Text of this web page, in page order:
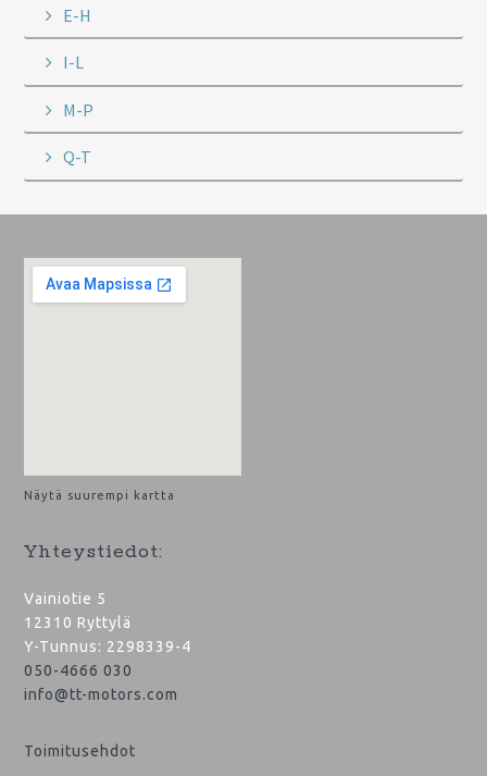
E-H
I-L
M-P
Q-T
Footer
Näytä suurempi kartta
Yhteystiedot:
Vainiotie 5
12310 Ryttylä
Y-Tunnus: 2298339-4
050-4666 030
info@tt-motors.com
Toimitusehdot